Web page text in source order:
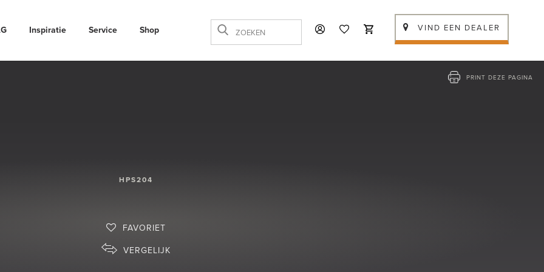
Inspiratie Service Shop VIND EEN DEALER
PRINT DEZE PAGINA
HPS204
FAVORIET
VERGELIJK